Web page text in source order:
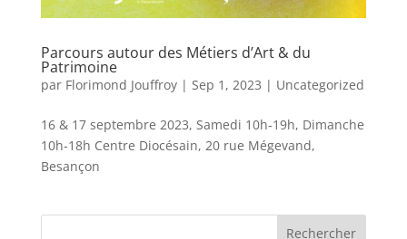
Parcours autour des Métiers d’Art & du
Patrimoine
par Florimond Jouffroy| Sep 1, 2023 | Uncategorized
16 & 17 septembre 2023, Samedi 10h-19h, Dimanche
10h-18h Centre Diocésain, 20 rue Mégevand,
Besançon